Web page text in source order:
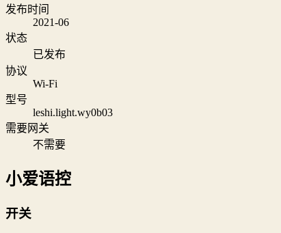
发布时间
2021-06
状态
已发布
协议
Wi‑Fi
型号
leshi.light.wy0b03
需要网关
不需要
小爱语控
开关